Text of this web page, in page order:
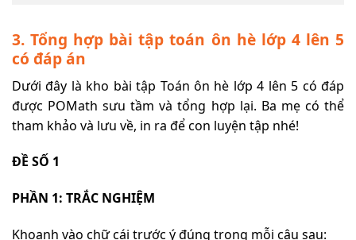
3. Tổng hợp bài tập toán ôn hè lớp 4 lên 5
có đáp án
Dưới đây là kho bài tập Toán ôn hè lớp 4 lên 5 có đáp
được POMath sưu tầm và tổng hợp lại. Ba mẹ có thể
tham khảo và lưu về, in ra để con luyện tập nhé!
ĐỀ SỐ 1
PHẦN 1: TRẮC NGHIỆM
Khoanh vào chữ cái trước ý đúng trong mỗi câu sau: